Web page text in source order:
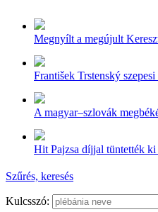
Megnyílt a megújult
František Trstenský
A magyar–szlovák
Hit Pajzsa díjjal tüntették
Szűrés, keresés
Kulcsszó: